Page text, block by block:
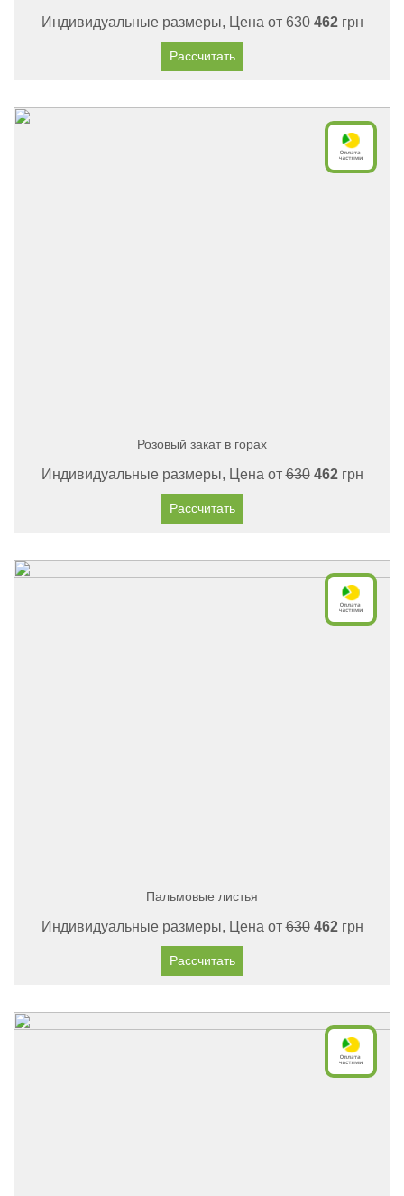
Индивидуальные размеры, Цена от630 462грн
Рассчитать
Розовый закат в горах
Индивидуальные размеры, Цена от630 462грн
Рассчитать
Пальмовые листья
Индивидуальные размеры, Цена от630 462грн
Рассчитать